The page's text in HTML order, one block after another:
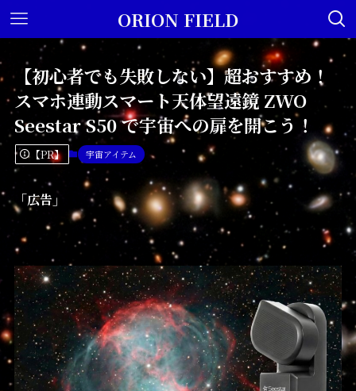
ORION FIELD
【初心者でも失敗しない】超おすすめ！
スマホ連動スマート天体望遠鏡 ZWO
Seestar S50 で宇宙への扉を開こう！
【PR】 宇宙アイテム
「広告」